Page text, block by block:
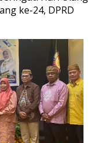
ke-24, DPRD